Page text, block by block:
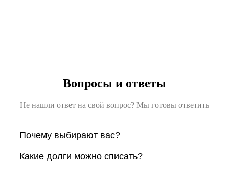
Вопросы и ответы
Не нашли ответ на свой вопрос? Мы готовы ответить
Почему выбирают вас?
Какие долги можно списать?